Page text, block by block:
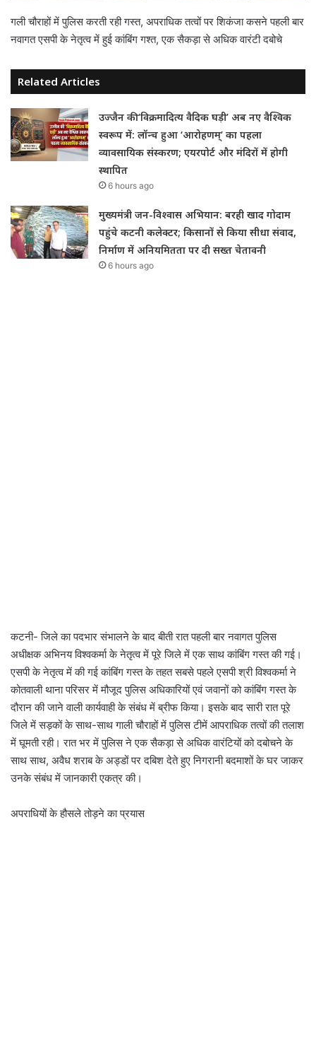
गली चौराहों में पुलिस करती रही गस्त, अपराधिक तत्वों पर शिकंजा कसने पहली बार
नवागत एसपी के नेतृत्व में हुई कांबिंग गश्त, एक सैकड़ा से अधिक वारंटी दबोचे
Related Articles
उज्जैन की ‘विक्रमादित्य वैदिक घड़ी’ अब नए वैश्विक
स्वरूप में: लॉन्च हुआ ‘आरोहणम्’ का पहला
व्यावसायिक संस्करण; एयरपोर्ट और मंदिरों में होगी
स्थापित
6 hours ago
मुख्यमंत्री जन-विश्वास अभियान: बरही खाद गोदाम
पहुंचे कटनी कलेक्टर; किसानों से किया सीधा संवाद,
निर्माण में अनियमितता पर दी सख्त चेतावनी
6 hours ago
कटनी- जिले का पदभार संभालने के बाद बीती रात पहली बार नवागत पुलिस
अधीक्षक अभिनय विश्वकर्मा के नेतृत्व में पूरे जिले में एक साथ कांबिंग गस्त की गई।
एसपी के नेतृत्व में की गई कांबिंग गस्त के तहत सबसे पहले एसपी श्री विश्वकर्मा ने
कोतवाली थाना परिसर में मौजूद पुलिस अधिकारियों एवं जवानों को कांबिंग गस्त के
दौरान की जाने वाली कार्यवाही के संबंध में ब्रीफ किया। इसके बाद सारी रात पूरे
जिले में सड़कों के साथ-साथ गाली चौराहों में पुलिस टीमें आपराधिक तत्वों की तलाश
में घूमती रही। रात भर में पुलिस ने एक सैकड़ा से अधिक वारंटियों को दबोचने के
साथ साथ, अवैध शराब के अड्डों पर दबिश देते हुए निगरानी बदमाशों के घर जाकर
उनके संबंध में जानकारी एकत्र की।
अपराधियों के हौसले तोड़ने का प्रयास